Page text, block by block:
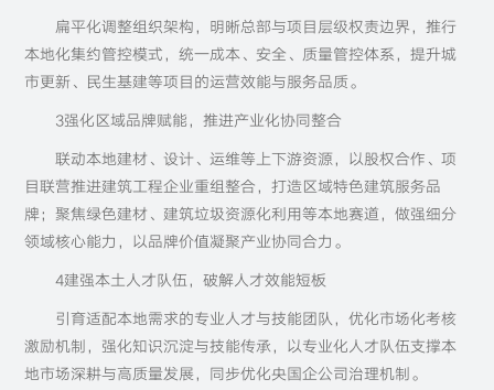
扁平化调整组织架构，明晰总部与项目层级权责边界，推行
本地化集约管控模式，统一成本、安全、质量管控体系，提升城
市更新、民生基建等项目的运营效能与服务品质。
3强化区域品牌赋能，推进产业化协同整合
联动本地建材、设计、运维等上下游资源，以股权合作、项
目联营推进建筑工程企业重组整合，打造区域特色建筑服务品
牌；聚焦绿色建材、建筑垃圾资源化利用等本地赛道，做强细分
领域核心能力，以品牌价值凝聚产业协同合力。
4建强本土人才队伍，破解人才效能短板
引育适配本地需求的专业人才与技能团队，优化市场化考核
激励机制，强化知识沉淀与技能传承，以专业化人才队伍支撑本
地市场深耕与高质量发展，同步优化央国企公司治理机制。